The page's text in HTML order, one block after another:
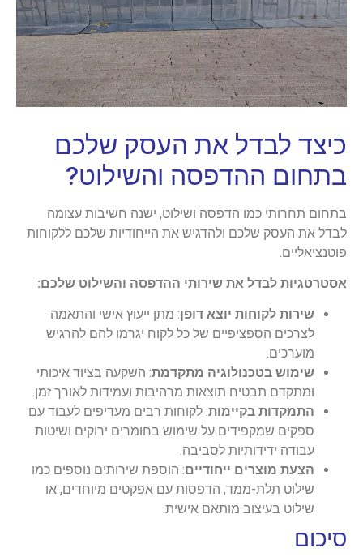
כיצד לבדל את העסק שלכם
בתחום ההדפסה והשילוט?
בתחום תחרותי כמו הדפסה ושילוט, ישנה חשיבות עצומה
לבדל את העסק שלכם ולהדגיש את הייחודיות שלכם ללקוחות
פוטנציאליים.
אסטרטגיות לבדל את שירותי ההדפסה והשילוט שלכם:
שירות לקוחות יוצא דופן: מתן ייעוץ אישי והתאמה
לצרכים הספציפיים של כל לקוח יגרמו להם להרגיש
מוערכים.
שימוש בטכנולוגיה מתקדמת: השקעה בציוד איכותי
ומתקדם תבטיח תוצאות מרהיבות ועמידות לאורך זמן.
התמקדות בקיימות: לקוחות רבים מעדיפים לעבוד עם
ספקים שמקפידים על שימוש בחומרים ירוקים ושיטות
עבודה ידידותיות לסביבה.
הצעת מוצרים ייחודיים: הוספת שירותים נוספים כמו
שילוט תלת-ממד, הדפסות עם אפקטים מיוחדים, או
שילוט בעיצוב מותאם אישית.
סיכום